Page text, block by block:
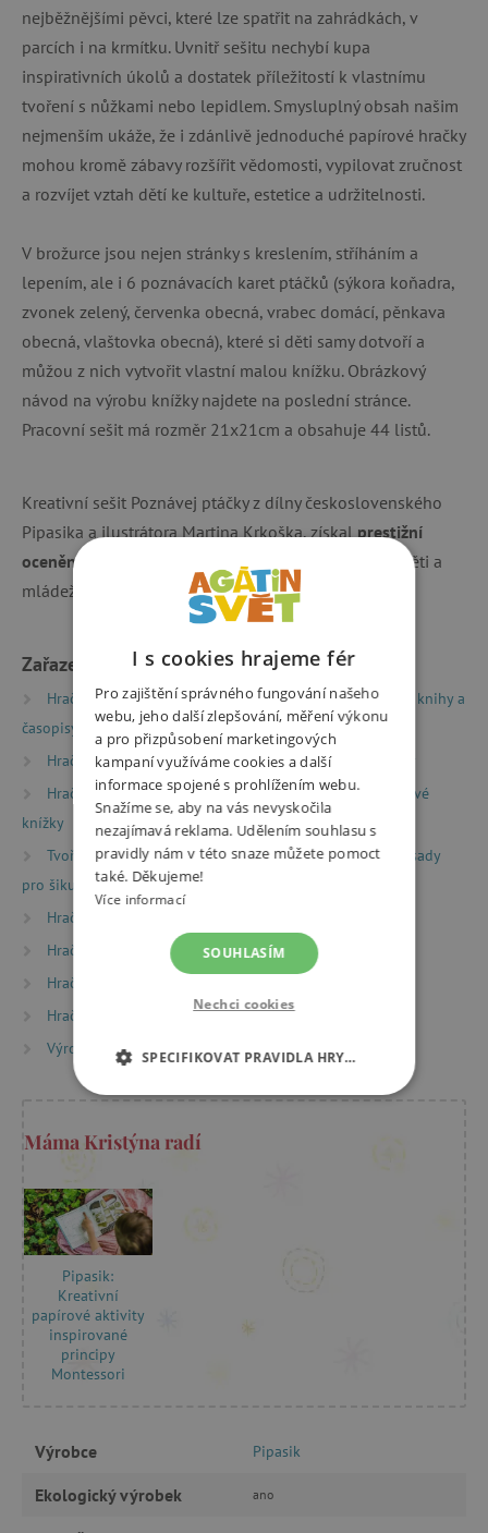
nejběžnějšími pěvci, které lze spatřit na zahrádkách, v
parcích i na krmítku. Uvnitř sešitu nechybí kupa
inspirativních úkolů a dostatek příležitostí k vlastnímu
tvoření s nůžkami nebo lepidlem. Smysluplný obsah našim
nejmenším ukáže, že i zdánlivě jednoduché papírové hračky
mohou kromě zábavy rozšířit vědomosti, vypilovat zručnost
a rozvíjet vztah dětí ke kultuře, estetice a udržitelnosti.
V brožurce jsou nejen stránky s kreslením, stříháním a
lepením, ale i 6 poznávacích karet ptáčků (sýkora koňadra,
zvonek zelený, červenka obecná, vrabec domácí, pěnkava
obecná, vlaštovka obecná), které si děti samy dotvoří a
můžou z nich vytvořit vlastní malou knížku. Obrázkový
návod na výrobu knížky najdete na poslední stránce.
Pracovní sešit má rozměr 21x21cm a obsahuje 44 listů.
Kreativní sešit Poznávej ptáčky z dílny československého
Pipasika a ilustrátora Martina Krkoška, získal prestižní
ocenění Zlatá stuha
v kategorii literatura faktu pro děti a
mládež.
Zařazeno v kategoriích
Hračky dle typu Knihy
Encyklopedie, naučné knihy a
časopisy
Návody, příručky a kreativní pracovní sešity
Hračky dle typu
Knihy
Oceněné dětské knihy
Hračky dle typu
Knihy
Zábavné a samolepkové
knížky
Tvoření
Kreativní sady a vyrábění
Kreativní sady
pro šikuly
Hračky dle typu
Hračky dle věku
Hry a hračky pro děti od 3 let
Hračky dle věku
Hračky dle věku
Hry a hračky pro děti od 6 let
Výrobci
Máma Kristýna radí
Pipasik:
Kreativní
papírové aktivity
inspirované
principy
Montessori
Výrobce Pipasik
Ekologický výrobek ano
I s cookies hrajeme fér
Pro zajištění správného fungování našeho
webu, jeho další zlepšování, měření výkonu
a pro přizpůsobení marketingových
kampaní využíváme cookies a další
informace spojené s prohlížením webu.
Snažíme se, aby na vás nevyskočila
nezajímavá reklama. Udělením souhlasu s
pravidly nám v této snaze můžete pomoct
také. Děkujeme!
Více informací
SOUHLASÍM
Nechci cookies
SPECIFIKOVAT PRAVIDLA HRY…
NEZBYTNĚ NUTNÉ COOKIES
ANALYTICKÉ COOKIES
MARKETINGOVÉ COOKIES
FUNKČNÍ SOUBORY
Nezbytně nutné soubory cookie umožňují
přihlášení uživatele a správa účtu. Webové